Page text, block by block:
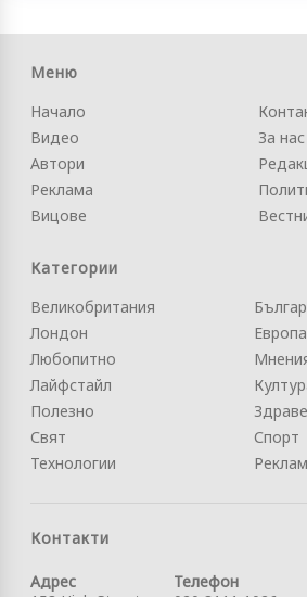
Меню
Начало
Видео
Автори
Реклама
Вицове
За нас
Категории
Великобритания
Лондон
Любопитно
Лайфстайл
Полезно
Свят
Технологии
Европа
Здраве
Спорт
Контакти
Адрес
Телефон